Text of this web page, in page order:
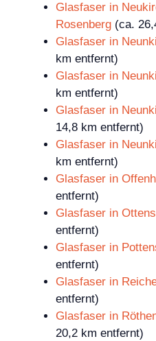
Glasfaser in
Rosenberg (ca.
Glasfaser in
km entfernt)
Glasfaser in
km entfernt)
Glasfaser in
14,8 km entfernt)
Glasfaser in
km entfernt)
Glasfaser in
entfernt)
Glasfaser in
entfernt)
Glasfaser in
entfernt)
Glasfaser in
entfernt)
Glasfaser in
20,2 km entfernt)